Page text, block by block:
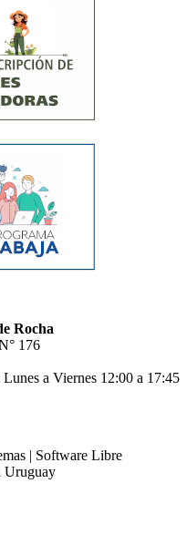
Rocha
176
a Viernes 12:00 a 17:45
| Software Libre
Uruguay